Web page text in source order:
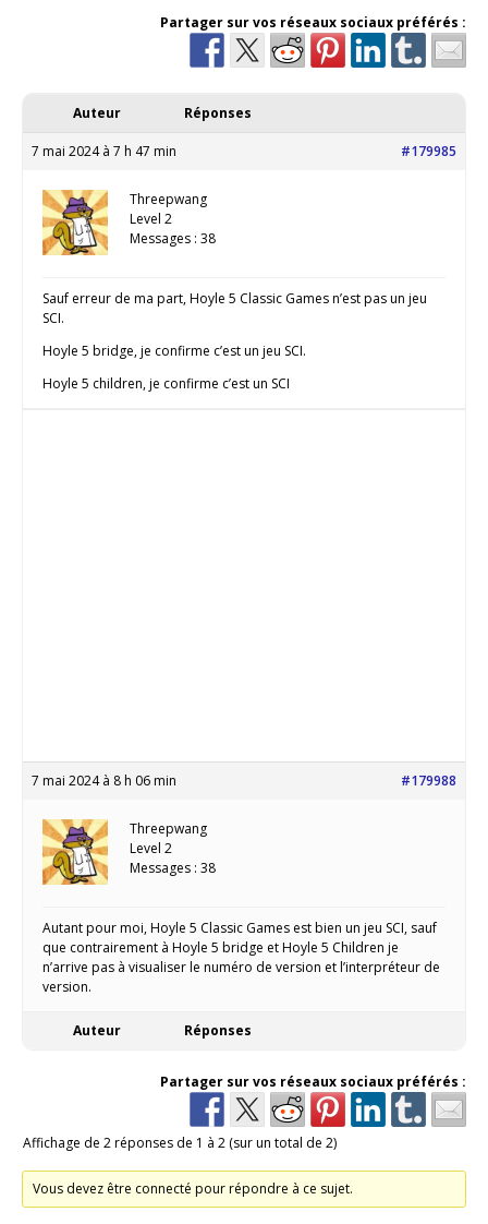
Partager sur vos réseaux sociaux préférés :
Auteur Réponses
7 mai 2024 à 7 h 47 min #179985
Threepwang
Level 2
Messages : 38
Sauf erreur de ma part, Hoyle 5 Classic Games n’est pas un jeu
SCI.
Hoyle 5 bridge, je confirme c’est un jeu SCI.
Hoyle 5 children, je confirme c’est un SCI
7 mai 2024 à 8 h 06 min #179988
Threepwang
Level 2
Messages : 38
Autant pour moi, Hoyle 5 Classic Games est bien un jeu SCI, sauf
que contrairement à Hoyle 5 bridge et Hoyle 5 Children je
n’arrive pas à visualiser le numéro de version et l’interpréteur de
version.
Auteur Réponses
Partager sur vos réseaux sociaux préférés :
Affichage de 2 réponses de 1 à 2 (sur un total de 2)
Vous devez être connecté pour répondre à ce sujet.